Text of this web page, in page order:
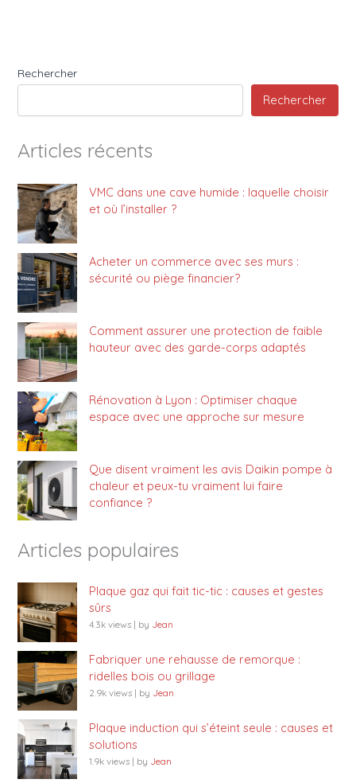
Rechercher
Rechercher
Articles récents
VMC dans une cave humide : laquelle choisir
et où l’installer ?
Acheter un commerce avec ses murs :
sécurité ou piège financier?
Comment assurer une protection de faible
hauteur avec des garde-corps adaptés
Rénovation à Lyon : Optimiser chaque
espace avec une approche sur mesure
Que disent vraiment les avis Daikin pompe à
chaleur et peux-tu vraiment lui faire
confiance ?
Articles populaires
Plaque gaz qui fait tic-tic : causes et gestes
sûrs
4.3k views | by Jean
Fabriquer une rehausse de remorque :
ridelles bois ou grillage
2.9k views | by Jean
Plaque induction qui s’éteint seule : causes et
solutions
1.9k views | by Jean